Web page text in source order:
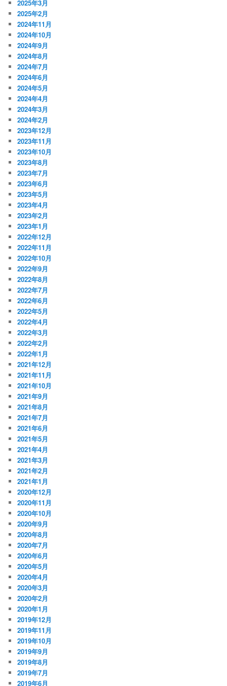
2025年3月
2025年2月
2024年11月
2024年10月
2024年9月
2024年8月
2024年7月
2024年6月
2024年5月
2024年4月
2024年3月
2024年2月
2023年12月
2023年11月
2023年10月
2023年8月
2023年7月
2023年6月
2023年5月
2023年4月
2023年2月
2023年1月
2022年12月
2022年11月
2022年10月
2022年9月
2022年8月
2022年7月
2022年6月
2022年5月
2022年4月
2022年3月
2022年2月
2022年1月
2021年12月
2021年11月
2021年10月
2021年9月
2021年8月
2021年7月
2021年6月
2021年5月
2021年4月
2021年3月
2021年2月
2021年1月
2020年12月
2020年11月
2020年10月
2020年9月
2020年8月
2020年7月
2020年6月
2020年5月
2020年4月
2020年3月
2020年2月
2020年1月
2019年12月
2019年11月
2019年10月
2019年9月
2019年8月
2019年7月
2019年6月